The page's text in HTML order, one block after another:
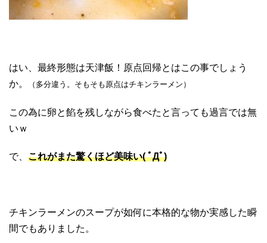
はい、最終形態は天津飯！原点回帰とはこの事でしょう
か。
（多分違う。そもそも原点はチキンラーメン）
この為に卵と餡を残しながら食べたと言っても過言では無
いｗ
で、 これがまた驚くほど美味い( ﾟДﾟ)
チキンラーメンのスープが如何に本格的な物か実感した瞬
間でもありました。